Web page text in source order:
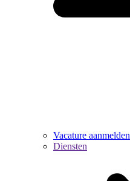
Vacature aanmelden
Diensten